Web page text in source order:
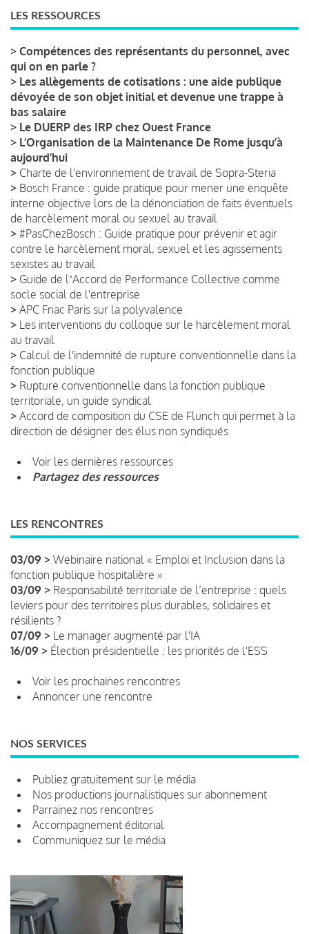
LES RESSOURCES
> Compétences des représentants du personnel, avec
qui on en parle ?
> Les allègements de cotisations : une aide publique
dévoyée de son objet initial et devenue une trappe à
bas salaire
> Le DUERP des IRP chez Ouest France
> L’Organisation de la Maintenance De Rome jusqu’à
aujourd’hui
> Charte de l'environnement de travail de Sopra-Steria
> Bosch France : guide pratique pour mener une enquête
interne objective lors de la dénonciation de faits éventuels
de harcèlement moral ou sexuel au travail
> #PasChezBosch : Guide pratique pour prévenir et agir
contre le harcèlement moral, sexuel et les agissements
sexistes au travail
> Guide de lʼAccord de Performance Collective comme
socle social de l'entreprise
> APC Fnac Paris sur la polyvalence
> Les interventions du colloque sur le harcèlement moral
au travail
> Calcul de l'indemnité de rupture conventionnelle dans la
fonction publique
> Rupture conventionnelle dans la fonction publique
territoriale, un guide syndical
> Accord de composition du CSE de Flunch qui permet à la
direction de désigner des élus non syndiqués
Voir les dernières ressources
Partagez des ressources
LES RENCONTRES
03/09 > Webinaire national « Emploi et Inclusion dans la
fonction publique hospitalière »
03/09 > Responsabilité territoriale de l’entreprise : quels
leviers pour des territoires plus durables, solidaires et
résilients ?
07/09 > Le manager augmenté par l'IA
16/09 > Élection présidentielle : les priorités de l'ESS
Voir les prochaines rencontres
Annoncer une rencontre
NOS SERVICES
Publiez gratuitement sur le média
Nos productions journalistiques sur abonnement
Parrainez nos rencontres
Accompagnement éditorial
Communiquez sur le média